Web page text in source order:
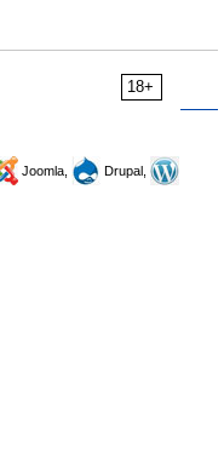
18+
Joomla,
Drupal,